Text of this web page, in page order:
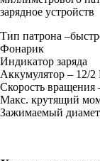
зарядное устройств
Тип патрона
Фонарик
Индикатор заряда
Аккумулятор – 12/
Скорость вращения
Макс. крутящий
Зажимаемый